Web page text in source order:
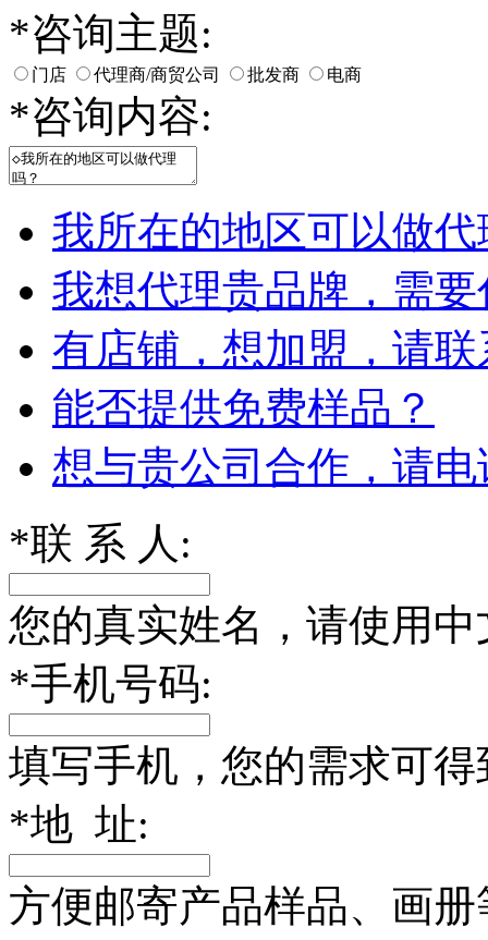
*咨询主题:
门店 代理商/商贸公司 批发商 电商
*咨询内容:
我所在的地区可以做
我想代理贵品牌，需
有店铺，想加盟，请
能否提供免费样品？
想与贵公司合作，请
*联 系 人:
您的真实姓名，请使用中
*手机号码:
填写手机，您的需求可
*地 址:
方便邮寄产品样品、画